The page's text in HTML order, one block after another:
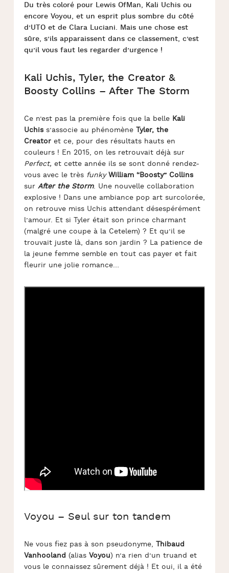
Du très coloré pour Lewis OfMan, Kali Uchis ou
encore Voyou, et un esprit plus sombre du côté
d’UTO et de Clara Luciani. Mais une chose est
sûre, s’ils apparaissent dans ce classement, c’est
qu’il vous faut les regarder d’urgence !
Kali Uchis, Tyler, the Creator &
Boosty Collins – After The Storm
Ce n’est pas la première fois que la belle Kali
Uchiss’associe au phénomène Tyler, the
Creatoret ce, pour des résultats hauts en
couleurs ! En 2015, on les retrouvait déjà sur
Perfect, et cette année ils se sont donné rendez-
vous avec le très funky William “Boosty” Collins
sur After the Storm. Une nouvelle collaboration
explosive ! Dans une ambiance pop art surcolorée,
on retrouve miss Uchis attendant désespérément
l’amour. Et si Tyler était son prince charmant
(malgré une coupe à la Cetelem) ? Et qu’il se
trouvait juste là, dans son jardin ? La patience de
la jeune femme semble en tout cas payer et fait
fleurir une jolie romance…
Voyou – Seul sur ton tandem
Ne vous fiez pas à son pseudonyme, Thibaud
Vanhooland (alias Voyou) n’a rien d’un truand et
vous le connaissez sûrement déjà ! Et oui, il a été